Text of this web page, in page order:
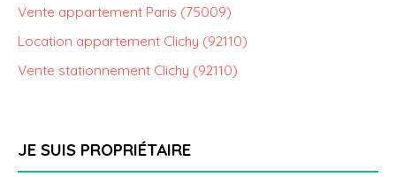
Vente appartement Paris (75009)
Location appartement Clichy (92110)
Vente stationnement Clichy (92110)
JE SUIS PROPRIÉTAIRE